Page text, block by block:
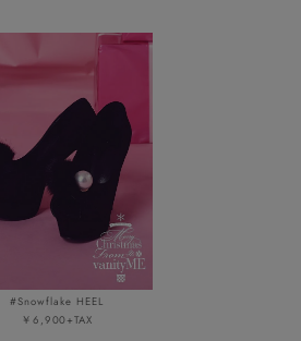
#Snowflake HEEL
￥6,900+TAX